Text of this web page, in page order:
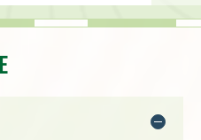
over de bergkam naar